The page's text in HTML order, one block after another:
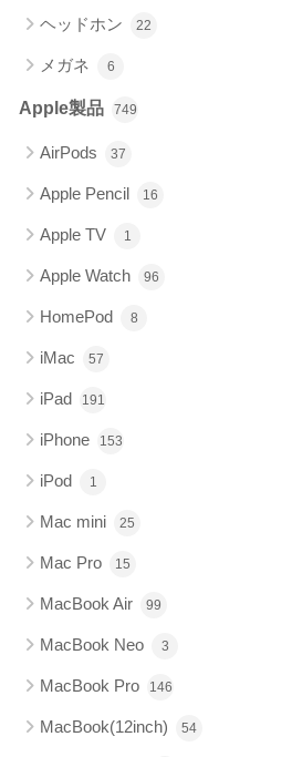
ヘッドホン 22
メガネ 6
Apple製品 749
AirPods 37
Apple Pencil 16
Apple TV 1
Apple Watch 96
HomePod 8
iMac 57
iPad 191
iPhone 153
iPod 1
Mac mini 25
Mac Pro 15
MacBook Air 99
MacBook Neo 3
MacBook Pro 146
MacBook(12inch) 54